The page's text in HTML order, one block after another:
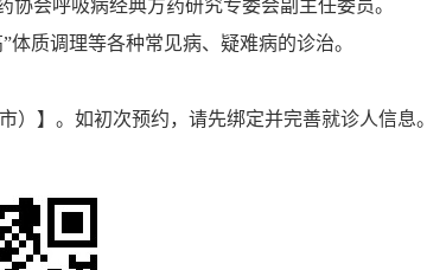
会呼吸病经典方药研究专委会副主任委员。
质调理等各种常见病、疑难病的诊治。
。如初次预约，请先绑定并完善就诊人信息。